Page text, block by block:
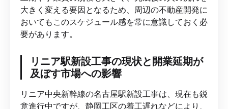
大きく変える要因となるため、周辺の不動産開発に
おいてもこのスケジュール感を常に意識しておく必
要があります。
リニア駅新設工事の現状と開業延期が
及ぼす市場への影響
リニア中央新幹線の名古屋駅新設工事は、現在も鋭
意進行中ですが、静岡工区の着工遅れなどにより、